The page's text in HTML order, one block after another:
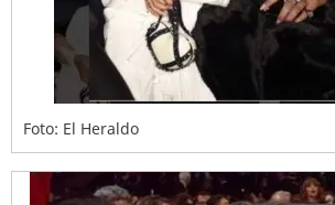
Foto: El Heraldo